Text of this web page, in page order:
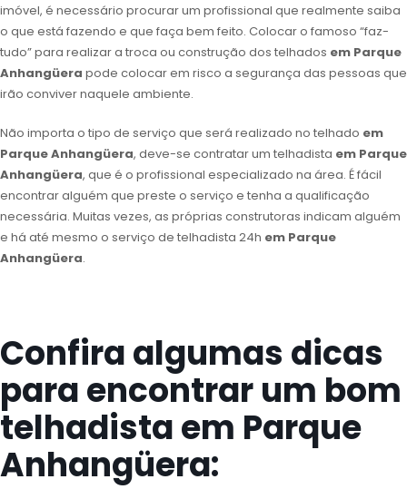
imóvel, é necessário procurar um profissional que realmente saiba
o que está fazendo e que faça bem feito. Colocar o famoso “faz-
tudo” para realizar a troca ou construção dos telhados em Parque
Anhangüera pode colocar em risco a segurança das pessoas que
irão conviver naquele ambiente.
Não importa o tipo de serviço que será realizado no telhado em
Parque Anhangüera, deve-se contratar um telhadista em Parque
Anhangüera, que é o profissional especializado na área. É fácil
encontrar alguém que preste o serviço e tenha a qualificação
necessária. Muitas vezes, as próprias construtoras indicam alguém
e há até mesmo o serviço de telhadista 24h em Parque
Anhangüera.
Confira algumas dicas
para encontrar um bom
telhadista em Parque
Anhangüera: